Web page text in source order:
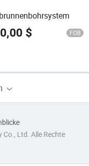
$ FOB
Ltd. Alle Rechte